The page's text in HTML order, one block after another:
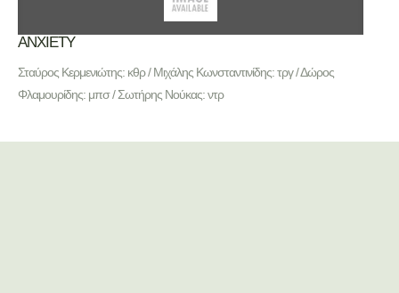
ΑΝΧΙΕΤΥ
Σταύρος Κερμενιώτης: κθρ / Μιχάλης Κωνσταντινίδης: τργ / Δώρος
Φλαμουρίδης: μπσ / Σωτήρης Νούκας: ντρ